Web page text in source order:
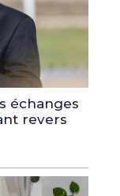
échanges
revers